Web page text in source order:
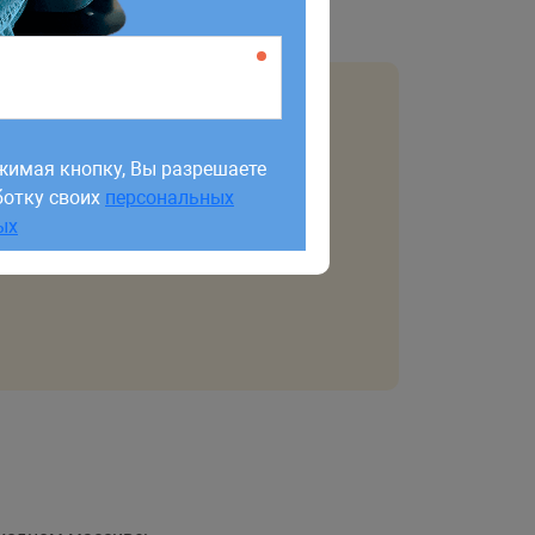
кнопку, Вы разрешаете
кнопку, Вы разрешаете
своих персональных